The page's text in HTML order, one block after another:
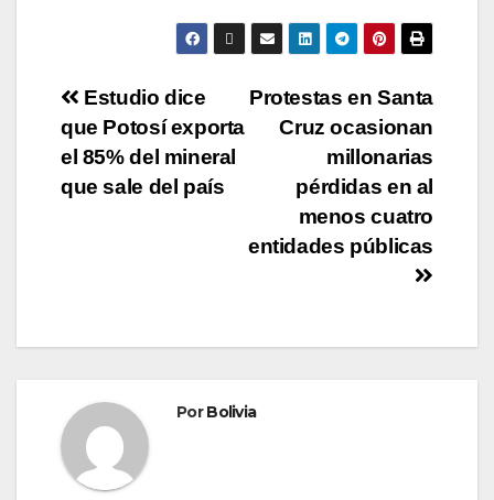
Protestas en Santa
Cruz ocasionan
millonarias
pérdidas en al
menos cuatro
entidades públicas
Estudio dice
que Potosí exporta
el 85% del mineral
que sale del país
PorBolivia